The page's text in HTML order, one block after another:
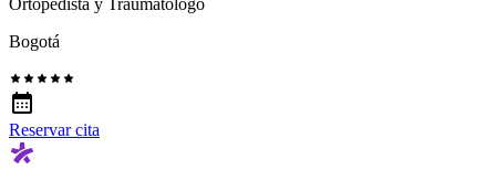
Ortopedista y Traumatólogo
Bogotá
Reservar cita